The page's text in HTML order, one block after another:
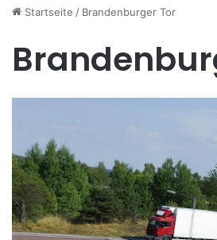
Startseite / Brandenburger Tor